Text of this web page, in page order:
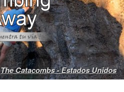
The Catacombs - Estados Unidos